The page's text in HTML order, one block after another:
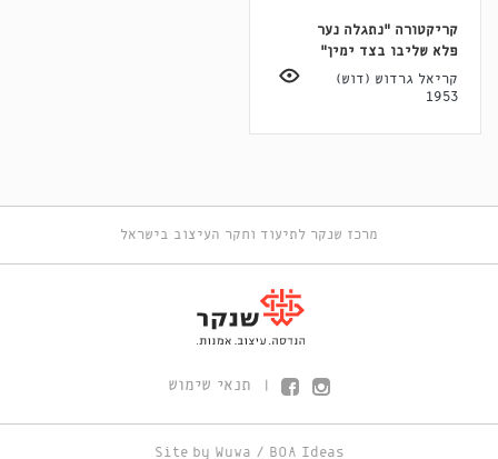
קריקטורה "נתגלה נער
פלא שליבו בצד ימין"
קריאל גרדוש (דוש)
1953
מרכז שנקר לתיעוד וחקר העיצוב בישראל
תנאי שימוש
Site by Wuwa / BOA Ideas